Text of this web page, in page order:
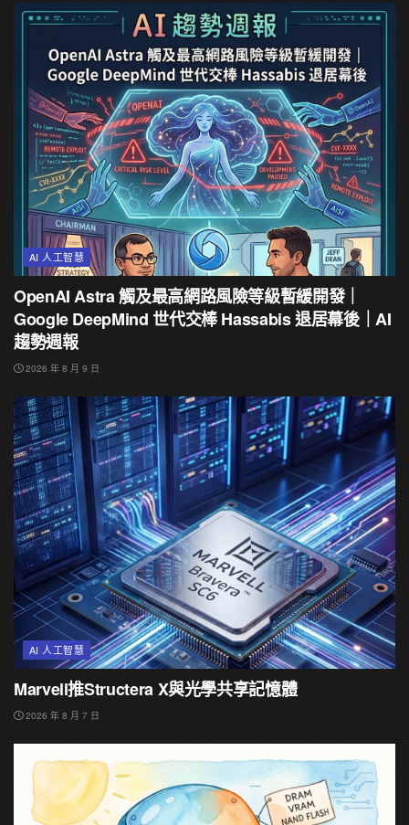
AI 人工智慧
OpenAI Astra 觸及最高網路風險等級暫緩開發｜
Google DeepMind 世代交棒 Hassabis 退居幕後｜AI
趨勢週報
2026 年 8 月 9 日
AI 人工智慧
Marvell推Structera X與光學共享記憶體
2026 年 8 月 7 日